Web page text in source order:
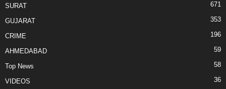
SURAT 671
GUJARAT 353
CRIME 196
AHMEDABAD 59
Top News 58
VIDEOS 36